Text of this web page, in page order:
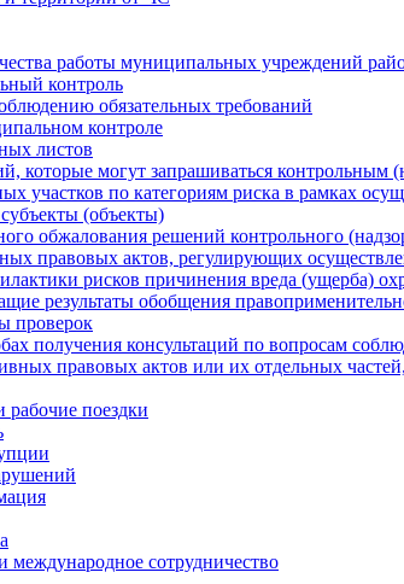
работы муниципальных учреждений
контроль
обязательных требований
контроле
листов
которые могут запрашиваться контрольным
участков по категориям риска в рамках
(объекты)
обжалования решений контрольного
правовых актов, регулирующих
рисков причинения вреда (ущерба)
результаты обобщения
проверок
получения консультаций по вопросам
правовых актов или их отдельных
поездки
международное сотрудничество